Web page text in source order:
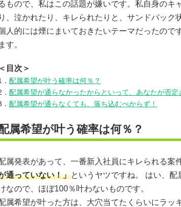
もので、私はこの話題が嫌いです。私自身のキ
り、泣かれたり、キレられたりと、サンドバック
人的には煙にまいておきたいテーマだったので
ます。
＜目次＞
． 配属希望が叶う確率は何％？
． 配属希望が通らなかったからといって、あなたが否定
配属希望が通らなくても、落ち込むべからず！
属希望が叶う確率は何％？
属発表があって、一番新入社員にキレられる案
通っていない！」というヤツですね。 はい、
なので、ほぼ100％叶わないものです。
属希望が叶った方は、大穴当てたくらいにラッ